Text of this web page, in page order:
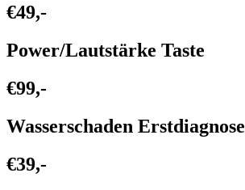
€49,-
Power/Lautstärke Taste
€99,-
Wasserschaden Erstdiagnose
€39,-